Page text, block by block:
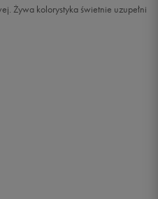
Żywa kolorystyka świetnie uzupełni